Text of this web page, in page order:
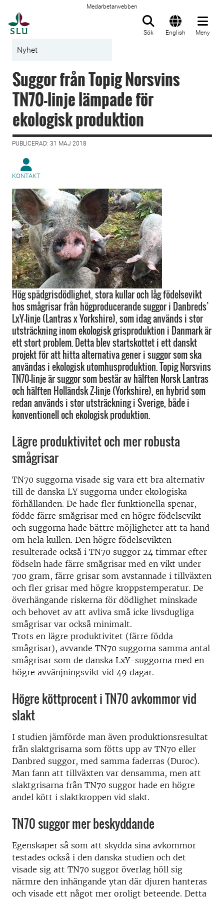
Medarbetarwebben
Sök English Meny
Nyhet
Suggor från Topig Norsvins
TN70-linje lämpade för
ekologisk produktion
PUBLICERAD: 31 MAJ 2018
KONTAKT
Hög spädgrisdödlighet, stora kullar och låg födelsevikt
hos smågrisar från högproducerande suggor i Danbreds’
LxY-linje (Lantras x Yorkshire), som idag används i stor
utsträckning inom ekologisk grisproduktion i Danmark är
ett stort problem. Detta blev startskottet i ett danskt
projekt för att hitta alternativa gener i suggor som ska
användas i ekologisk utomhusproduktion. Topig Norsvins
TN70-linje är suggor som består av hälften Norsk Lantras
och hälften Holländsk Z-linje (Yorkshire), en hybrid som
redan används i stor utsträckning i Sverige, både i
konventionell och ekologisk produktion.
Lägre produktivitet och mer robusta
smågrisar
TN70 suggorna visade sig vara ett bra alternativ
till de danska LY suggorna under ekologiska
förhållanden. De hade fler funktionella spenar,
födde färre smågrisar med en högre födelsevikt
och suggorna hade bättre möjligheter att ta hand
om hela kullen. Den högre födelsevikten
resulterade också i TN70 suggor 24 timmar efter
födseln hade färre smågrisar med en vikt under
700 gram, färre grisar som avstannade i tillväxten
och fler grisar med högre kroppstemperatur. De
överhängande riskerna för dödlighet minskade
och behovet av att avliva små icke livsdugliga
smågrisar var också minimalt.
Trots en lägre produktivitet (färre födda
smågrisar), avvande TN70 suggorna samma antal
smågrisar som de danska LxY-suggorna med en
högre avvänjningsvikt vid 49 dagar.
Högre köttprocent i TN70 avkommor vid
slakt
I studien jämförde man även produktionsresultat
från slaktgrisarna som fötts upp av TN70 eller
Danbred suggor, med samma faderras (Duroc).
Man fann att tillväxten var densamma, men att
slaktgrisarna från TN70 suggor hade en högre
andel kött i slaktkroppen vid slakt.
TN70 suggor mer beskyddande
Egenskaper så som att skydda sina avkommor
testades också i den danska studien och det
visade sig att TN70 suggor överlag höll sig
närmre den inhängande ytan där djuren hanteras
och visade ett något mer oroligt beteende. Detta